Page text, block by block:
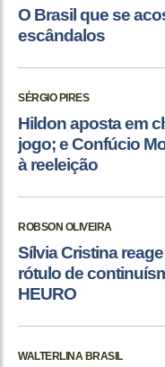
O Brasil que se
escândalos
SÉRGIO PIRES
Hildon aposta em
jogo; e Confúcio
à reeleição
ROBSON OLIVEIRA
Sílvia Cristina
rótulo de
HEURO
WALTERLINA BRASIL